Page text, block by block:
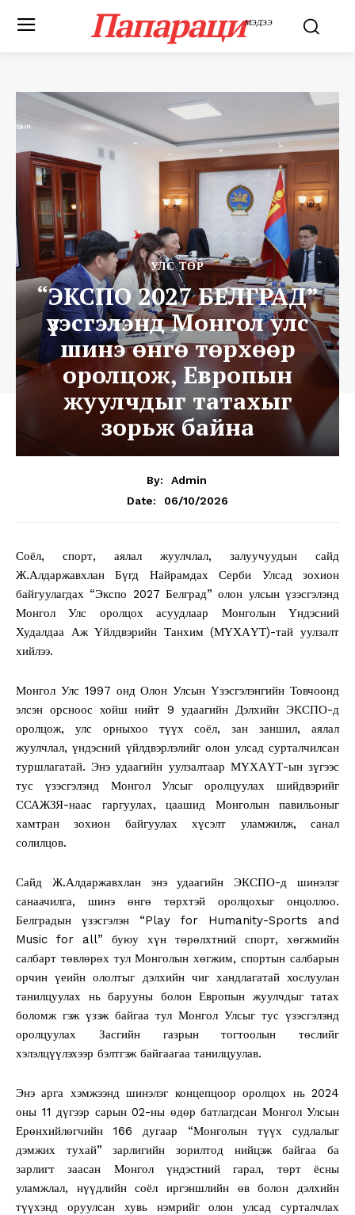
ПапарациМЭДЭЭ
УЛС ТӨР
“ЭКСПО 2027 БЕЛГРАД”
үзэсгэлэнд Монгол улс
шинэ өнгө төрхөөр
оролцож, Европын
жуулчдыг татахыг
зорьж байна
By:
Admin
Date:
06/10/2026
Соёл, спорт, аялал жуулчлал, залуучуудын сайд
Ж.Алдаржавхлан Бүгд Найрамдах Серби Улсад зохион
байгуулагдах “Экспо 2027 Белград” олон улсын үзэсгэлэнд
Монгол Улс оролцох асуудлаар Монголын Үндэсний
Худалдаа Аж Үйлдвэрийн Танхим (МҮХАҮТ)-тай уулзалт
хийлээ.
Монгол Улс 1997 онд Олон Улсын Үзэсгэлэнгийн Товчоонд
элсэн орсноос хойш нийт 9 удаагийн Дэлхийн ЭКСПО-д
оролцож, улс орныхоо түүх соёл, зан заншил, аялал
жуулчлал, үндэсний үйлдвэрлэлийг олон улсад сурталчилсан
туршлагатай. Энэ удаагийн уулзалтаар МҮХАҮТ-ын зүгээс
тус үзэсгэлэнд Монгол Улсыг оролцуулах шийдвэрийг
ССАЖЗЯ-наас гаргуулах, цаашид Монголын павильоныг
хамтран зохион байгуулах хүсэлт уламжилж, санал
солилцов.
Сайд Ж.Алдаржавхлан энэ удаагийн ЭКСПО-д шинэлэг
санаачилга, шинэ өнгө төрхтэй оролцохыг онцоллоо.
Белградын үзэсгэлэн “Play for Humanity-Sports and
Music for all” буюу хүн төрөлхтний спорт, хөгжмийн
салбарт төвлөрөх тул Монголын хөгжим, спортын салбарын
орчин үеийн ололтыг дэлхийн чиг хандлагатай хослуулан
танилцуулах нь барууны болон Европын жуулчдыг татах
боломж гэж үзэж байгаа тул Монгол Улсыг тус үзэсгэлэнд
оролцуулах Засгийн газрын тогтоолын төслийг
хэлэлцүүлэхээр бэлтгэж байгаагаа танилцуулав.
Энэ арга хэмжээнд шинэлэг концепцоор оролцох нь 2024
оны 11 дүгээр сарын 02-ны өдөр батлагдсан Монгол Улсын
Ерөнхийлөгчийн 166 дугаар “Монголын түүх судлалыг
дэмжих тухай” зарлигийн зорилтод нийцэж байгаа ба
зарлигт заасан Монгол үндэстний гарал, төрт ёсны
уламжлал, нүүдлийн соёл иргэншлийн өв болон дэлхийн
түүхэнд оруулсан хувь нэмрийг олон улсад сурталчлах